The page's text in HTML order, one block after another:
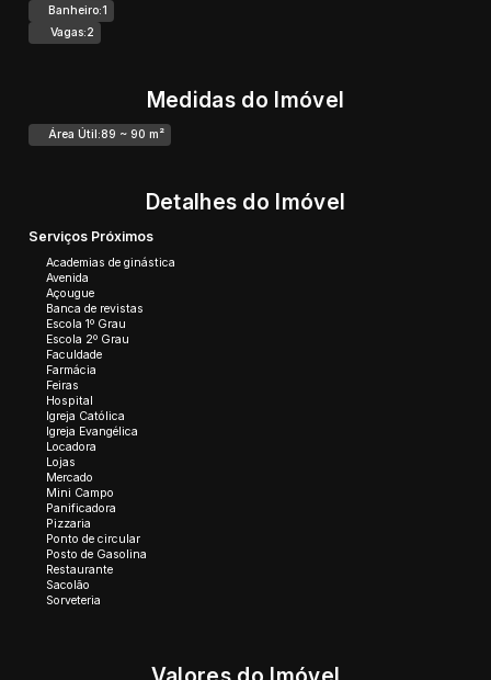
Banheiro:1
Vagas:2
Medidas do Imóvel
Área Útil:89 ~ 90 m²
Detalhes do Imóvel
Serviços Próximos
Academias de ginástica
Avenida
Açougue
Banca de revistas
Escola 1º Grau
Escola 2º Grau
Faculdade
Farmácia
Feiras
Hospital
Igreja Católica
Igreja Evangélica
Locadora
Lojas
Mercado
Mini Campo
Panificadora
Pizzaria
Ponto de circular
Posto de Gasolina
Restaurante
Sacolão
Sorveteria